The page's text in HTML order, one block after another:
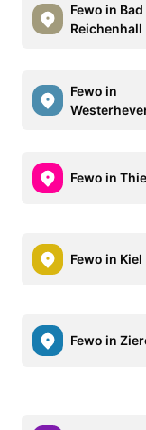
Fewo in Bad
Reichenhall
Fewo in
Fewo in
Fewo in Kiel
Fewo in